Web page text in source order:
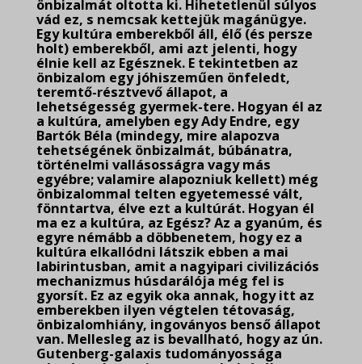
önbizalmát oltotta ki. Hihetetlenül súlyos
vád ez, s nemcsak kettejük magánügye.
Egy kultúra emberekből áll, élő (és persze
holt) emberekből, ami azt jelenti, hogy
élnie kell az Egésznek. E tekintetben az
önbizalom egy jóhiszeműen önfeledt,
teremtő-résztvevő állapot, a
lehetségesség gyermek-tere. Hogyan él az
a kultúra, amelyben egy Ady Endre, egy
Bartók Béla (mindegy, mire alapozva
tehetségének önbizalmát, búbánatra,
történelmi vallásosságra vagy más
egyébre; valamire alapozniuk kellett) még
önbizalommal telten egyetemessé vált,
fönntartva, élve ezt a kultúrát. Hogyan él
ma ez a kultúra, az Egész? Az a gyanúm, és
egyre némább a döbbenetem, hogy ez a
kultúra elkallódni látszik ebben a mai
labirintusban, amit a nagyipari civilizációs
mechanizmus húsdarálója még fel is
gyorsít. Ez az egyik oka annak, hogy itt az
emberekben ilyen végtelen tétovaság,
önbizalomhiány, ingoványos benső állapot
van. Mellesleg az is bevallható, hogy az ún.
Gutenberg-galaxis tudományossága